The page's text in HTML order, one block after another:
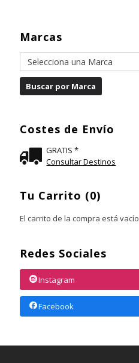
Marcas
Costes de Envío
GRATIS *
Consultar Destinos
Tu Carrito (0)
El carrito de la compra está vacío
Redes Sociales
Instagram
Facebook